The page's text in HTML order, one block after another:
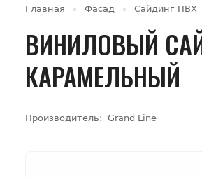
Главная Фасад Сайдинг ПВХ
ВИНИЛОВЫЙ
КАРАМЕЛЬНЫЙ
Производитель: Grand Line